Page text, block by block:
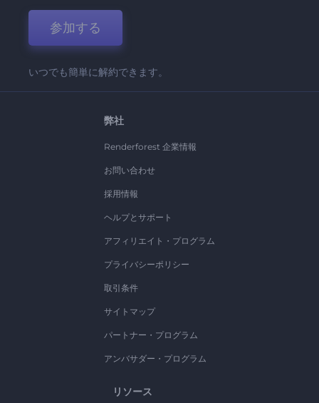
参加する
いつでも簡単に解約できます。
弊社
Renderforest 企業情報
お問い合わせ
採用情報
ヘルプとサポート
アフィリエイト・プログラム
プライバシーポリシー
取引条件
サイトマップ
パートナー・プログラム
アンバサダー・プログラム
リソース